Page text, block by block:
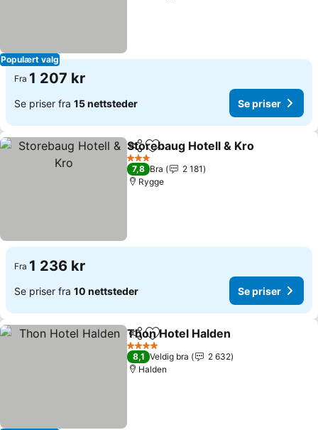
Populært valg
Fra 1 207 kr
Se priser fra 15 nettsteder Se priser
Del Legg til i favoritter
Storebaug Hotell & Kro
3 Stjerner
7,8 Bra
2 181
Rygge
Fra 1 236 kr
Se priser fra 10 nettsteder Se priser
Del Legg til i favoritter
Thon Hotel Halden
4 Stjerner
8,1 Veldig bra
2 632
Halden